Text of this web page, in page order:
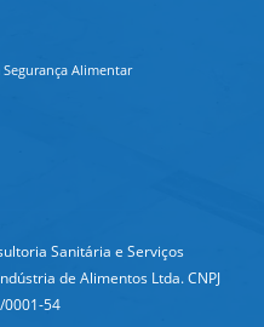
Alimentar
Sanitária e Serviços
de Alimentos Ltda. CNPJ
0001-54